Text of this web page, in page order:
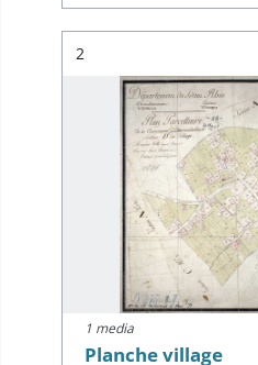
Résultat n°
2
1 media
Planche village